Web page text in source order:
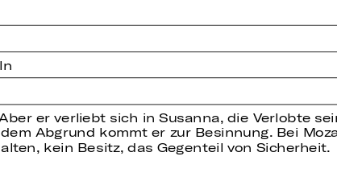
er verliebt sich in Susanna, die Verlobte
Abgrund kommt er zur Besinnung. Bei
kein Besitz, das Gegenteil von Sicherheit.